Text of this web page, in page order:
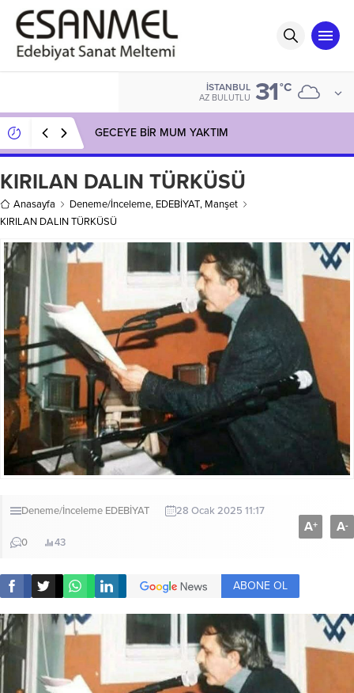
İSTANBUL
AZ BULUTLU 31°C
GECEYE BİR MUM YAKTIM
KIRILAN DALIN TÜRKÜSÜ
Anasayfa Deneme/İnceleme, EDEBİYAT, Manşet
KIRILAN DALIN TÜRKÜSÜ
Deneme/İnceleme EDEBİYAT 28 Ocak 2025 11:17
0 43
A+ A-
ABONE OL